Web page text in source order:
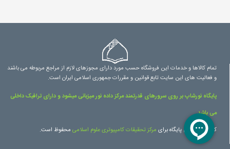
تمام کالاها و خدمات این فروشگاه حسب مورد دارای مجوزهای لازم از مراجع مربوطه می باشند
و فعالیت های این سایت تابع قوانین و مقررات جمهوری اسلامی ایران است.
پایگاه نورشاپ بر روی سرورهای قدرتمند مرکز داده نور میزبانی میشود و دارای ترافیک داخلی
می باشد.
کلیه حقوق این پایگاه برای مرکز تحقیقات کامپیوتری علوم اسلامی محفوظ است.